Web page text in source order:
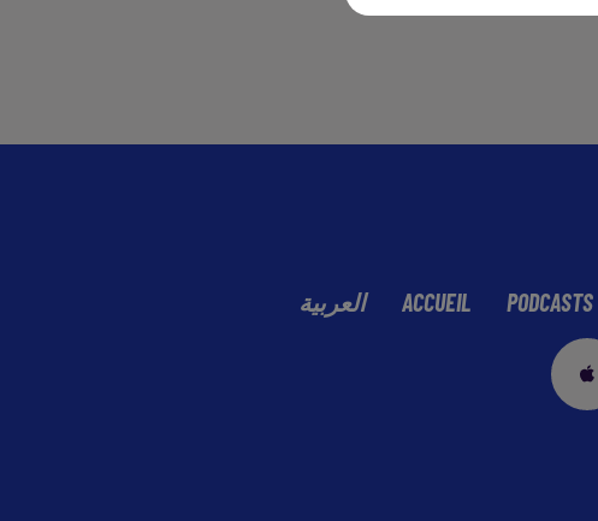
العربية ACCUEIL PODCASTS